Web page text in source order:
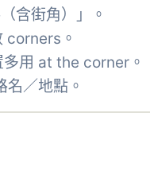
含街角）」。
corners。
用 at the corner。
／地點。